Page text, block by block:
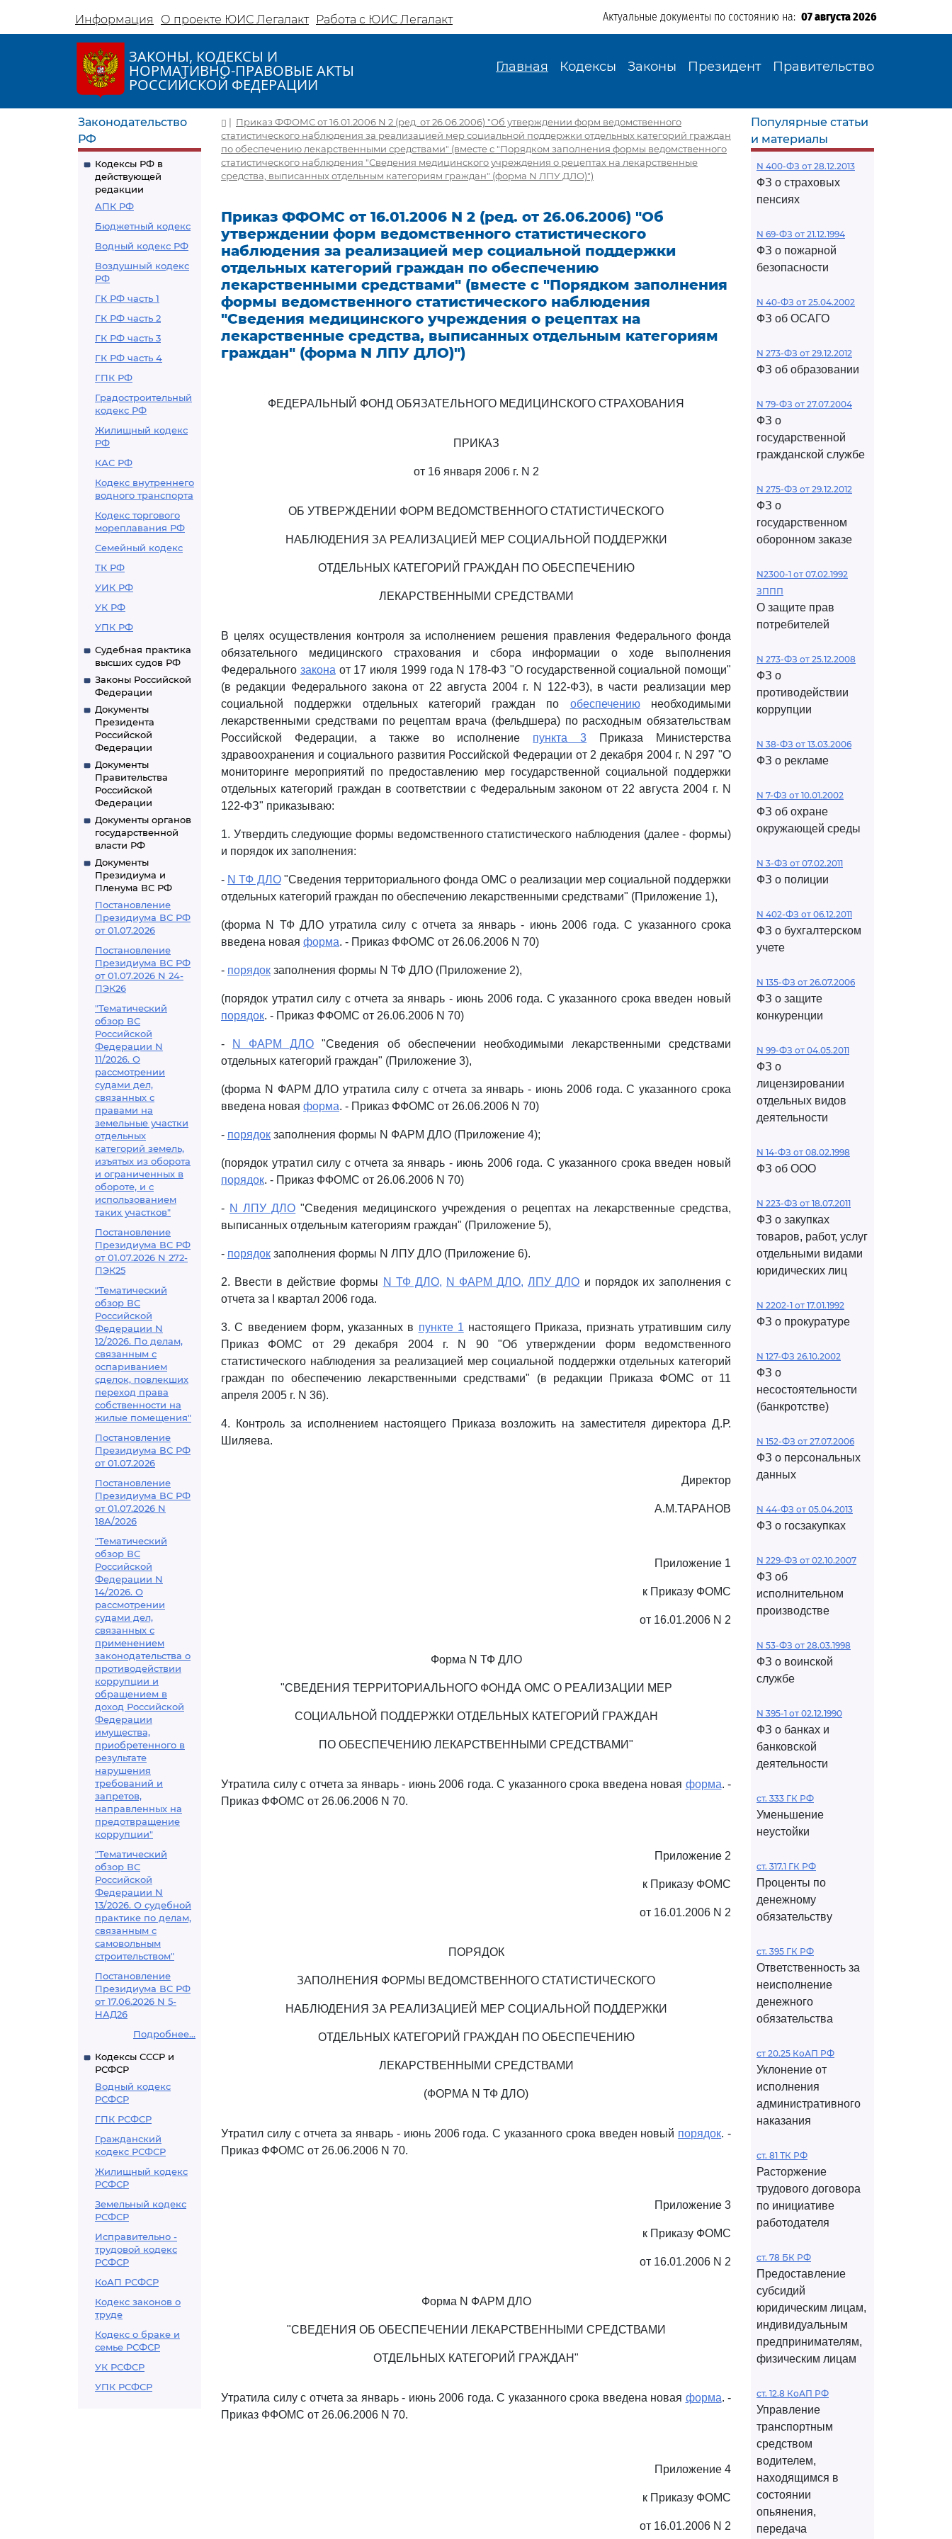
Информация О проекте ЮИС Легалакт Работа с ЮИС Легалакт Актуальные документы по состоянию на: 07 августа 2026
ЗАКОНЫ, КОДЕКСЫ И
НОРМАТИВНО-ПРАВОВЫЕ АКТЫ
РОССИЙСКОЙ ФЕДЕРАЦИИ
Главная Кодексы Законы Президент Правительство
Законодательство
РФ
Кодексы РФ в
действующей
редакции
АПК РФ
Бюджетный кодекс
Водный кодекс РФ
Воздушный кодекс
РФ
ГК РФ часть 1
ГК РФ часть 2
ГК РФ часть 3
ГК РФ часть 4
ГПК РФ
Градостроительный
кодекс РФ
Жилищный кодекс
РФ
КАС РФ
Кодекс внутреннего
водного транспорта
Кодекс торгового
мореплавания РФ
Семейный кодекс
ТК РФ
УИК РФ
УК РФ
УПК РФ
Судебная практика
высших судов РФ
Законы Российской
Федерации
Документы
Президента
Российской
Федерации
Документы
Правительства
Российской
Федерации
Документы органов
государственной
власти РФ
Документы
Президиума и
Пленума ВС РФ
Постановление
Президиума ВС РФ
от 01.07.2026
Постановление
Президиума ВС РФ
от 01.07.2026 N 24-
ПЭК26
"Тематический
обзор ВС
Российской
Федерации N
11/2026. О
рассмотрении
судами дел,
связанных с
правами на
земельные участки
отдельных
категорий земель,
изъятых из оборота
и ограниченных в
обороте, и с
использованием
таких участков"
Постановление
Президиума ВС РФ
от 01.07.2026 N 272-
ПЭК25
"Тематический
обзор ВС
Российской
Федерации N
12/2026. По делам,
связанным с
оспариванием
сделок, повлекших
переход права
собственности на
жилые помещения"
Постановление
Президиума ВС РФ
от 01.07.2026
Постановление
Президиума ВС РФ
от 01.07.2026 N
18А/2026
"Тематический
обзор ВС
Российской
Федерации N
14/2026. О
рассмотрении
судами дел,
связанных с
применением
законодательства о
противодействии
коррупции и
обращением в
доход Российской
Федерации
имущества,
приобретенного в
результате
нарушения
требований и
запретов,
направленных на
предотвращение
коррупции"
"Тематический
обзор ВС
Российской
Федерации N
13/2026. О судебной
практике по делам,
связанным с
самовольным
строительством"
Постановление
Президиума ВС РФ
от 17.06.2026 N 5-
НАД26
Подробнее...
Кодексы СССР и
РСФСР
Водный кодекс
РСФСР
ГПК РСФСР
Гражданский
кодекс РСФСР
Жилищный кодекс
РСФСР
Земельный кодекс
РСФСР
Исправительно -
трудовой кодекс
РСФСР
КоАП РСФСР
Кодекс законов о
труде
Кодекс о браке и
семье РСФСР
УК РСФСР
УПК РСФСР
| Приказ ФФОМС от 16.01.2006 N 2 (ред. от 26.06.2006) "Об утверждении форм ведомственного
статистического наблюдения за реализацией мер социальной поддержки отдельных категорий граждан
по обеспечению лекарственными средствами" (вместе с "Порядком заполнения формы ведомственного
статистического наблюдения "Сведения медицинского учреждения о рецептах на лекарственные
средства, выписанных отдельным категориям граждан" (форма N ЛПУ ДЛО)")
Приказ ФФОМС от 16.01.2006 N 2 (ред. от 26.06.2006) "Об
утверждении форм ведомственного статистического
наблюдения за реализацией мер социальной поддержки
отдельных категорий граждан по обеспечению
лекарственными средствами" (вместе с "Порядком заполнения
формы ведомственного статистического наблюдения
"Сведения медицинского учреждения о рецептах на
лекарственные средства, выписанных отдельным категориям
граждан" (форма N ЛПУ ДЛО)")
ФЕДЕРАЛЬНЫЙ ФОНД ОБЯЗАТЕЛЬНОГО МЕДИЦИНСКОГО СТРАХОВАНИЯ
ПРИКАЗ
от 16 января 2006 г. N 2
ОБ УТВЕРЖДЕНИИ ФОРМ ВЕДОМСТВЕННОГО СТАТИСТИЧЕСКОГО
НАБЛЮДЕНИЯ ЗА РЕАЛИЗАЦИЕЙ МЕР СОЦИАЛЬНОЙ ПОДДЕРЖКИ
ОТДЕЛЬНЫХ КАТЕГОРИЙ ГРАЖДАН ПО ОБЕСПЕЧЕНИЮ
ЛЕКАРСТВЕННЫМИ СРЕДСТВАМИ
В целях осуществления контроля за исполнением решения правления Федерального фонда
обязательного медицинского страхования и сбора информации о ходе выполнения
Федерального закона от 17 июля 1999 года N 178-ФЗ "О государственной социальной помощи"
(в редакции Федерального закона от 22 августа 2004 г. N 122-ФЗ), в части реализации мер
социальной поддержки отдельных категорий граждан по обеспечениюнеобходимыми
лекарственными средствами по рецептам врача (фельдшера) по расходным обязательствам
Российской Федерации, а также во исполнение пункта 3 Приказа Министерства
здравоохранения и социального развития Российской Федерации от 2 декабря 2004 г. N 297 "О
мониторинге мероприятий по предоставлению мер государственной социальной поддержки
отдельных категорий граждан в соответствии с Федеральным законом от 22 августа 2004 г. N
122-ФЗ" приказываю:
1. Утвердить следующие формы ведомственного статистического наблюдения (далее - формы)
и порядок их заполнения:
- N ТФ ДЛО"Сведения территориального фонда ОМС о реализации мер социальной поддержки
отдельных категорий граждан по обеспечению лекарственными средствами" (Приложение 1),
(форма N ТФ ДЛО утратила силу с отчета за январь - июнь 2006 года. С указанного срока
введена новая форма. - Приказ ФФОМС от 26.06.2006 N 70)
- порядок заполнения формы N ТФ ДЛО (Приложение 2),
(порядок утратил силу с отчета за январь - июнь 2006 года. С указанного срока введен новый
порядок. - Приказ ФФОМС от 26.06.2006 N 70)
- N ФАРМ ДЛО "Сведения об обеспечении необходимыми лекарственными средствами
отдельных категорий граждан" (Приложение 3),
(форма N ФАРМ ДЛО утратила силу с отчета за январь - июнь 2006 года. С указанного срока
введена новая форма. - Приказ ФФОМС от 26.06.2006 N 70)
- порядок заполнения формы N ФАРМ ДЛО (Приложение 4);
(порядок утратил силу с отчета за январь - июнь 2006 года. С указанного срока введен новый
порядок. - Приказ ФФОМС от 26.06.2006 N 70)
- N ЛПУ ДЛО "Сведения медицинского учреждения о рецептах на лекарственные средства,
выписанных отдельным категориям граждан" (Приложение 5),
- порядок заполнения формы N ЛПУ ДЛО (Приложение 6).
2. Ввести в действие формы N ТФ ДЛО, N ФАРМ ДЛО, ЛПУ ДЛО и порядок их заполнения с
отчета за I квартал 2006 года.
3. С введением форм, указанных в пункте 1 настоящего Приказа, признать утратившим силу
Приказ ФОМС от 29 декабря 2004 г. N 90 "Об утверждении форм ведомственного
статистического наблюдения за реализацией мер социальной поддержки отдельных категорий
граждан по обеспечению лекарственными средствами" (в редакции Приказа ФОМС от 11
апреля 2005 г. N 36).
4. Контроль за исполнением настоящего Приказа возложить на заместителя директора Д.Р.
Шиляева.
Директор
А.М.ТАРАНОВ
Приложение 1
к Приказу ФОМС
от 16.01.2006 N 2
Форма N ТФ ДЛО
"СВЕДЕНИЯ ТЕРРИТОРИАЛЬНОГО ФОНДА ОМС О РЕАЛИЗАЦИИ МЕР
СОЦИАЛЬНОЙ ПОДДЕРЖКИ ОТДЕЛЬНЫХ КАТЕГОРИЙ ГРАЖДАН
ПО ОБЕСПЕЧЕНИЮ ЛЕКАРСТВЕННЫМИ СРЕДСТВАМИ"
Утратила силу с отчета за январь - июнь 2006 года. С указанного срока введена новая форма. -
Приказ ФФОМС от 26.06.2006 N 70.
Приложение 2
к Приказу ФОМС
от 16.01.2006 N 2
ПОРЯДОК
ЗАПОЛНЕНИЯ ФОРМЫ ВЕДОМСТВЕННОГО СТАТИСТИЧЕСКОГО
НАБЛЮДЕНИЯ ЗА РЕАЛИЗАЦИЕЙ МЕР СОЦИАЛЬНОЙ ПОДДЕРЖКИ
ОТДЕЛЬНЫХ КАТЕГОРИЙ ГРАЖДАН ПО ОБЕСПЕЧЕНИЮ
ЛЕКАРСТВЕННЫМИ СРЕДСТВАМИ
(ФОРМА N ТФ ДЛО)
Утратил силу с отчета за январь - июнь 2006 года. С указанного срока введен новый порядок. -
Приказ ФФОМС от 26.06.2006 N 70.
Приложение 3
к Приказу ФОМС
от 16.01.2006 N 2
Форма N ФАРМ ДЛО
"СВЕДЕНИЯ ОБ ОБЕСПЕЧЕНИИ ЛЕКАРСТВЕННЫМИ СРЕДСТВАМИ
ОТДЕЛЬНЫХ КАТЕГОРИЙ ГРАЖДАН"
Утратила силу с отчета за январь - июнь 2006 года. С указанного срока введена новая форма. -
Приказ ФФОМС от 26.06.2006 N 70.
Приложение 4
к Приказу ФОМС
от 16.01.2006 N 2
Популярные статьи
и материалы
N 400-ФЗ от 28.12.2013
ФЗ о страховых
пенсиях
N 69-ФЗ от 21.12.1994
ФЗ о пожарной
безопасности
N 40-ФЗ от 25.04.2002
ФЗ об ОСАГО
N 273-ФЗ от 29.12.2012
ФЗ об образовании
N 79-ФЗ от 27.07.2004
ФЗ о
государственной
гражданской службе
N 275-ФЗ от 29.12.2012
ФЗ о
государственном
оборонном заказе
N2300-1 от 07.02.1992
ЗППП
О защите прав
потребителей
N 273-ФЗ от 25.12.2008
ФЗ о
противодействии
коррупции
N 38-ФЗ от 13.03.2006
ФЗ о рекламе
N 7-ФЗ от 10.01.2002
ФЗ об охране
окружающей среды
N 3-ФЗ от 07.02.2011
ФЗ о полиции
N 402-ФЗ от 06.12.2011
ФЗ о бухгалтерском
учете
N 135-ФЗ от 26.07.2006
ФЗ о защите
конкуренции
N 99-ФЗ от 04.05.2011
ФЗ о
лицензировании
отдельных видов
деятельности
N 14-ФЗ от 08.02.1998
ФЗ об ООО
N 223-ФЗ от 18.07.2011
ФЗ о закупках
товаров, работ, услуг
отдельными видами
юридических лиц
N 2202-1 от 17.01.1992
ФЗ о прокуратуре
N 127-ФЗ 26.10.2002
ФЗ о
несостоятельности
(банкротстве)
N 152-ФЗ от 27.07.2006
ФЗ о персональных
данных
N 44-ФЗ от 05.04.2013
ФЗ о госзакупках
N 229-ФЗ от 02.10.2007
ФЗ об
исполнительном
производстве
N 53-ФЗ от 28.03.1998
ФЗ о воинской
службе
N 395-1 от 02.12.1990
ФЗ о банках и
банковской
деятельности
ст. 333 ГК РФ
Уменьшение
неустойки
ст. 317.1 ГК РФ
Проценты по
денежному
обязательству
ст. 395 ГК РФ
Ответственность за
неисполнение
денежного
обязательства
ст 20.25 КоАП РФ
Уклонение от
исполнения
административного
наказания
ст. 81 ТК РФ
Расторжение
трудового договора
по инициативе
работодателя
ст. 78 БК РФ
Предоставление
субсидий
юридическим лицам,
индивидуальным
предпринимателям,
физическим лицам
ст. 12.8 КоАП РФ
Управление
транспортным
средством
водителем,
находящимся в
состоянии
опьянения,
передача